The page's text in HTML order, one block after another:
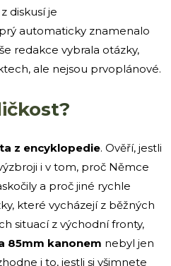
diskusí je
prý automaticky znamenalo
redakce vybrala otázky,
ale nejsou prvoplánové.
z encyklopedie. Ověří, jestli
i v tom, proč Němce
a proč jiné rychle
které vycházejí z běžných
situací z východní fronty,
85mm kanonem nebyl jen
i to, jestli si všimnete